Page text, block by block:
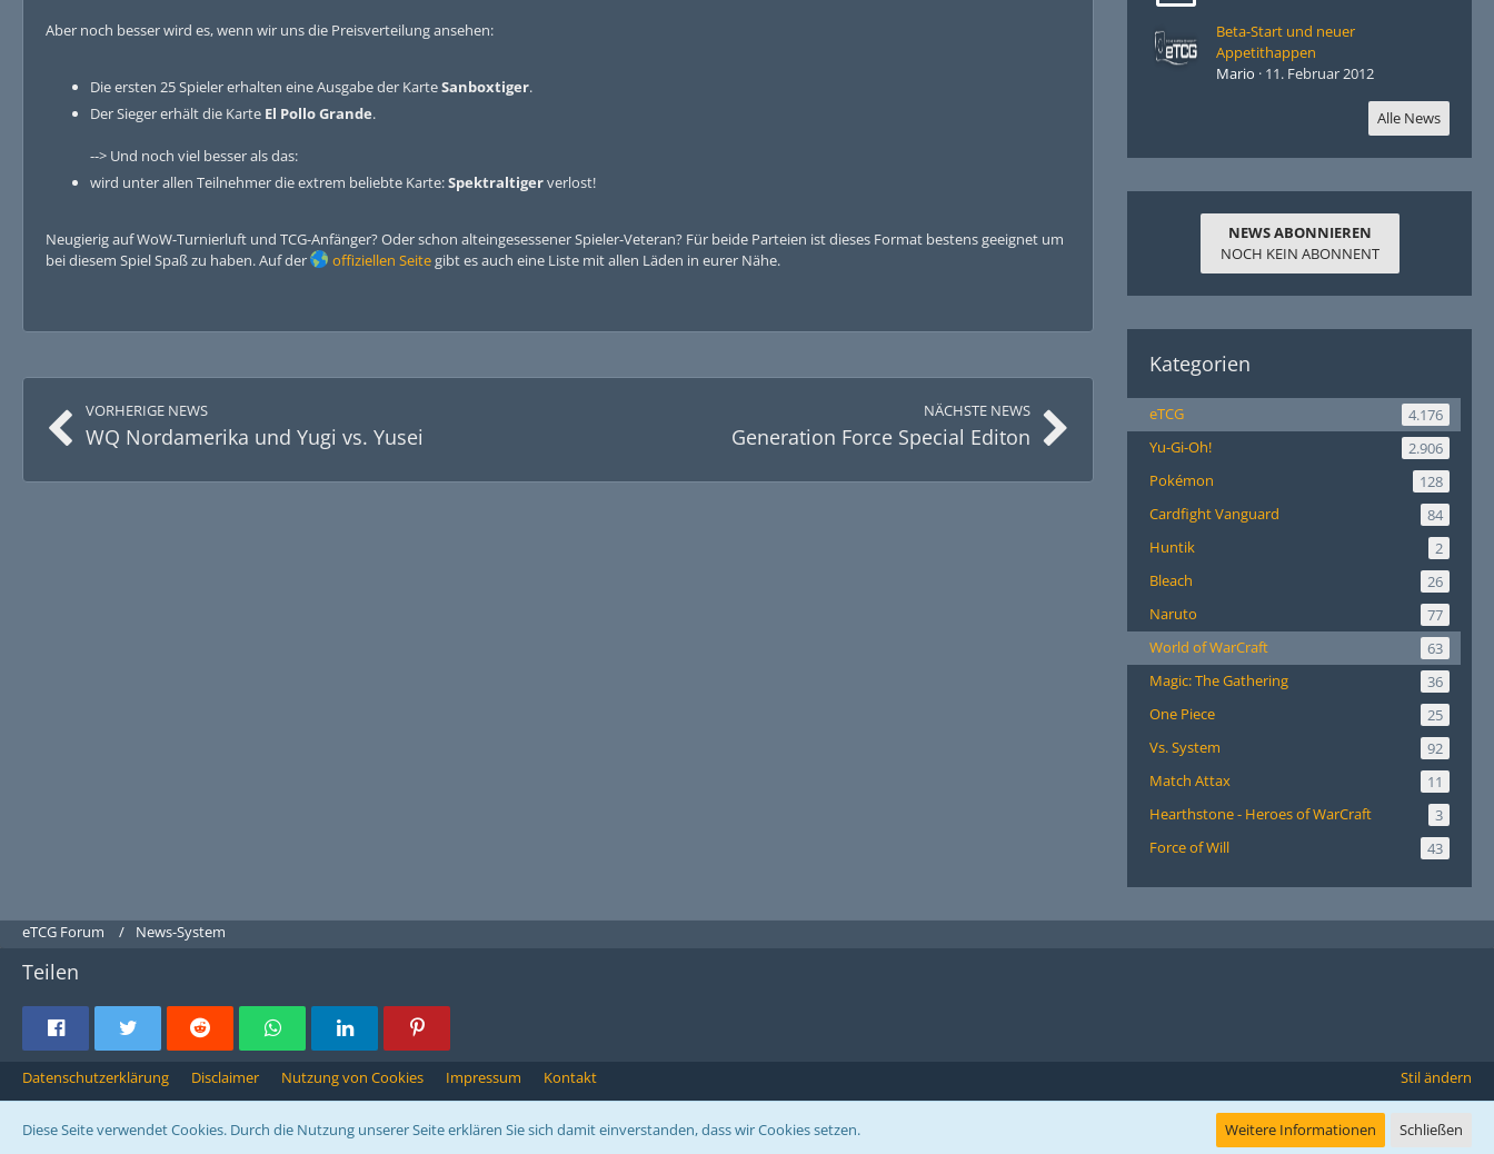
eTCG Forum News-System
Aber noch besser wird es, wenn wir uns die Preisverteilung ansehen:
Die ersten 25 Spieler erhalten eine Ausgabe der KarteSanboxtiger.
Der Sieger erhält die Karte El Pollo Grande.
--> Und noch viel besser als das:
wird unter allen Teilnehmer die extrem beliebte Karte:Spektraltigerverlost!
Neugierig auf WoW-Turnierluft und TCG-Anfänger? Oder schon alteingesessener Spieler-Veteran? Für beide Parteien ist dieses Format bestens geeignet um
bei diesem Spiel Spaß zu haben. Auf der
offiziellen Seitegibt es auch eine Liste mit allen Läden in eurer Nähe.
VORHERIGE NEWS
WQ Nordamerika und Yugi vs. Yusei
NÄCHSTE NEWS
Generation Force Special Editon
Beta-Start und neuer
Appetithappen
Mario
11. Februar 2012
Alle News
NEWS ABONNIEREN
NOCH KEIN ABONNENT
Kategorien
eTCG
4.176
Yu-Gi-Oh!
2.906
Pokémon
128
Cardfight Vanguard
84
Huntik
2
Bleach
26
Naruto
77
World of WarCraft
63
Magic: The Gathering
36
One Piece
25
Vs. System
92
Match Attax
11
Hearthstone - Heroes of WarCraft
3
Force of Will
43
Teilen
Stil ändern
Datenschutzerklärung Disclaimer Nutzung von Cookies Impressum
Kontakt
Community-Software:WoltLab Suite™
Diese Seite verwendet Cookies. Durch die Nutzung unserer Seite erklären Sie sich damit einverstanden, dass wir Cookies setzen. Weitere Informationen Schließen